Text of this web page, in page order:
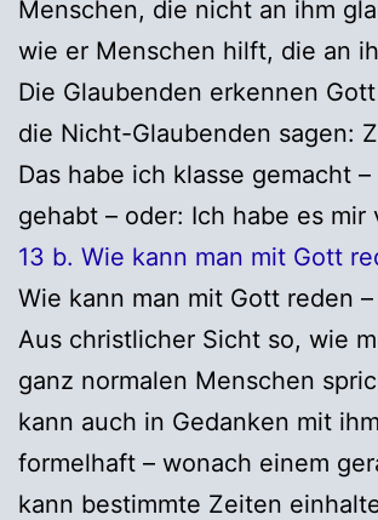
Menschen, die nicht an ihm
wie er Menschen hilft, die an
Die Glaubenden erkennen
die Nicht-Glaubenden sagen:
Das habe ich klasse gemacht
gehabt – oder: Ich habe es
13 b. Wie kann man mit Gott
Wie kann man mit Gott reden
Aus christlicher Sicht so, wie
ganz normalen Menschen
kann auch in Gedanken mit
formelhaft – wonach einem
kann bestimmte Zeiten